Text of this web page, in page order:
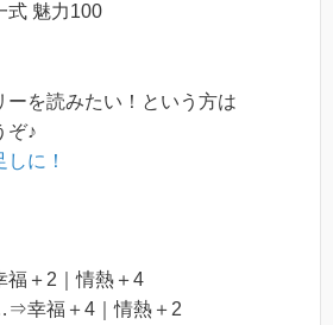
式 魅力100
を読みたい！という方は
ぞ♪
に！
＋2｜情熱＋4
幸福＋4｜情熱＋2